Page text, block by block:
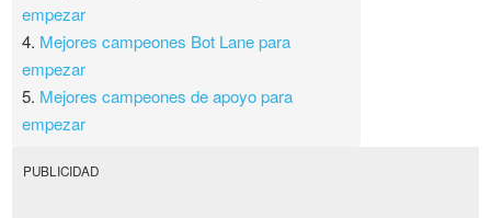
empezar
4. Mejores campeones Bot Lane para
empezar
5. Mejores campeones de apoyo para
empezar
PUBLICIDAD